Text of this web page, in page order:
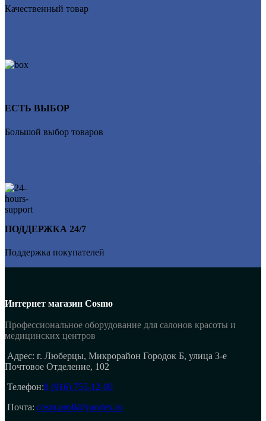
Качественный товар
ЕСТЬ ВЫБОР
Большой выбор товаров
ПОДДЕРЖКА 24/7
Поддержка покупателей
Интернет магазин Cosmo
Профессиональное оборудование для салонов красоты и
медицинских центров
Адрес: г. Люберцы, Микрорайон Городок Б, улица 3-е
Почтовое Отделение, 102
Телефон:8 (916) 755-12-00
Почта: cosm.profi@yandex.ru